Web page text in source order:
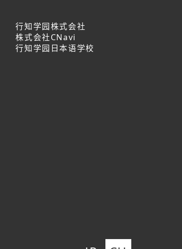
行知学园株式会社
株式会社CNavi
行知学园日本语学校